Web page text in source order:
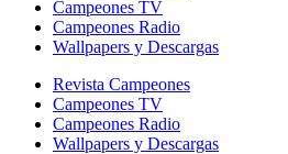
Campeones TV
Campeones Radio
Wallpapers y Descargas
Revista Campeones
Campeones TV
Campeones Radio
Wallpapers y Descargas